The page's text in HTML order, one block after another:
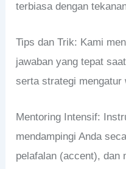
terbiasa dengan
Tips dan Trik: Kami
jawaban yang tepat
serta strategi mengatur
Mentoring Intensif:
mendampingi Anda
pelafalan (accent), dan